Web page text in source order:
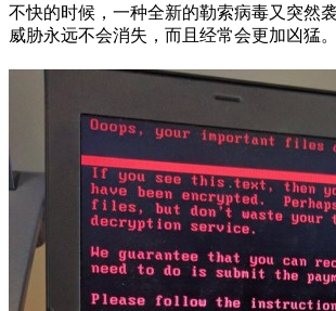
不快的时候，一种全新的勒索病毒又突然
威胁永远不会消失，而且经常会更加凶猛。